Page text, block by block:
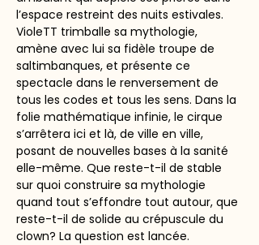
l’espace restreint des nuits estivales.
VioleTT trimballe sa mythologie,
amène avec lui sa fidèle troupe de
saltimbanques, et présente ce
spectacle dans le renversement de
tous les codes et tous les sens. Dans la
folie mathématique infinie, le cirque
s’arrêtera ici et là, de ville en ville,
posant de nouvelles bases à la sanité
elle-même. Que reste-t-il de stable
sur quoi construire sa mythologie
quand tout s’effondre tout autour, que
reste-t-il de solide au crépuscule du
clown? La question est lancée.